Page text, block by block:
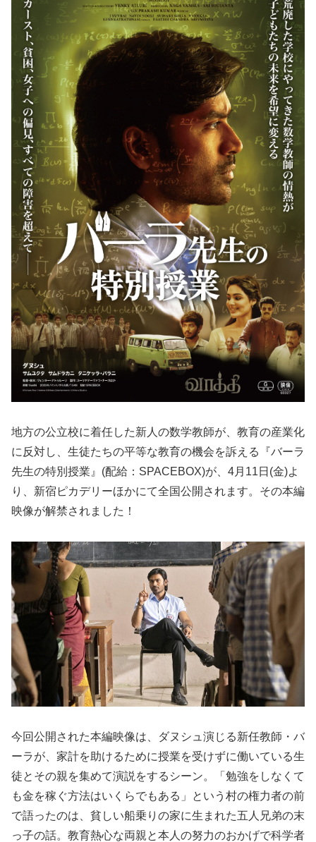
地方の公立校に着任した新人の数学教師が、教育の産業化
に反対し、生徒たちの平等な教育の機会を訴える『バーラ
先生の特別授業』(配給：SPACEBOX)が、4月11日(金)よ
り、新宿ピカデリーほかにて全国公開されます。その本編
映像が解禁されました！
今回公開された本編映像は、ダヌシュ演じる新任教師・バ
ーラが、家計を助けるために授業を受けずに働いている生
徒とその親を集めて演説をするシーン。「勉強をしなくて
も金を稼ぐ方法はいくらでもある」という村の権力者の前
で語ったのは、貧しい船乗りの家に生まれた五人兄弟の末
っ子の話。教育熱心な両親と本人の努力のおかげで科学者